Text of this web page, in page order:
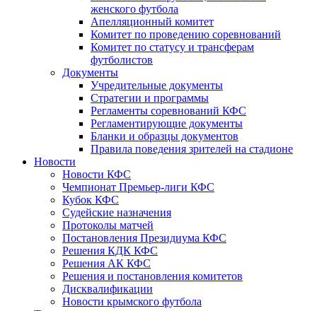
женского футбола
Апелляционный комитет
Комитет по проведению соревнований
Комитет по статусу и трансферам
футболистов
Документы
Учредительные документы
Стратегии и программы
Регламенты соревнований КФС
Регламентирующие документы
Бланки и образцы документов
Правила поведения зрителей на стадионе
Новости
Новости КФС
Чемпионат Премьер-лиги КФС
Кубок КФС
Судейские назначения
Протоколы матчей
Постановления Президиума КФС
Решения КДК КФС
Решения АК КФС
Решения и постановления комитетов
Дисквалификации
Новости крымского футбола